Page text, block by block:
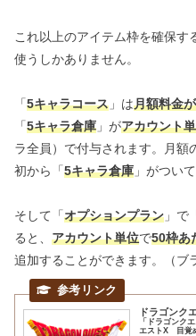
これ以上のアイテム枠を確保す
使うしかありません。
「5キャラコース 」は月額料金
「5キャラ倉庫 」がアカウント
ラ全員）で付与されます。月額
初から「5キャラ倉庫 」がつい
そして「オプションプラン 」で
ると、 アカウント単位で50枠あ
追加することができます。（ブ
ドラゴンク
「ドラゴンク
エストX 目覚